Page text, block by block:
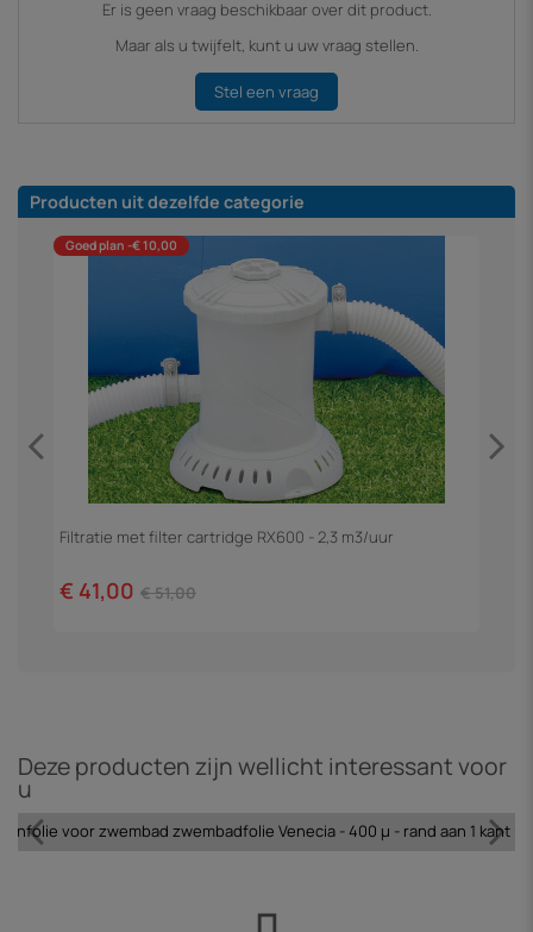
Er is geen vraag beschikbaar over dit product.
Maar als u twijfelt, kunt u uw vraag stellen.
Stel een vraag
Producten uit dezelfde categorie
Goed plan -€ 10,00
Filtratie met filter cartridge RX600 - 2,3 m3/uur
€ 41,00 € 51,00
Deze producten zijn wellicht interessant voor
u
voor zwembad zwembadfolie Venecia - 400 µ - rand aan 1 kant -